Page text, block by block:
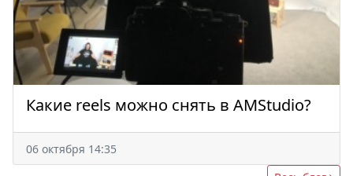
Какие reels можно снять в AMStudio?
06 октября 14:35